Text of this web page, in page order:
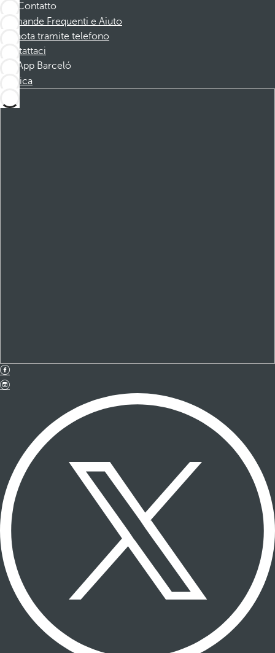
Contatto
Domande Frequenti e Aiuto
Prenota tramite telefono
Contattaci
App Barceló
Scarica